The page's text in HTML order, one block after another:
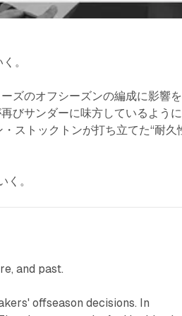
。
ズのオフシーズンの編成に影響
びサンダーに味方しているよう
ストックトンが打ち立てた“耐久
。
and past.
offseason decisions. In